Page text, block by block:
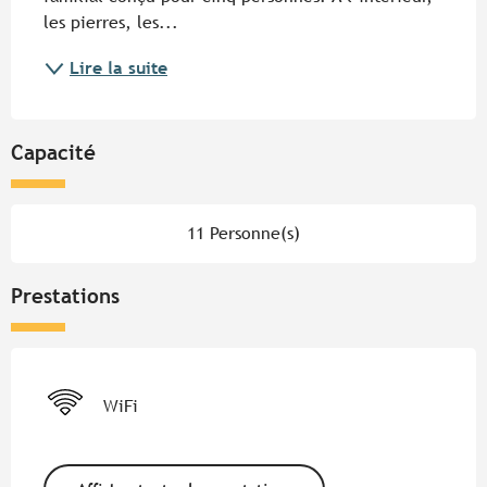
les pierres, les...
Lire la suite
Capacité
11 Personne(s)
Prestations
WiFi